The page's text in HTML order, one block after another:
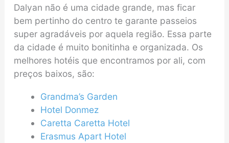
Dalyan não é uma cidade grande, mas ficar
bem pertinho do centro te garante passeios
super agradáveis por aquela região. Essa parte
da cidade é muito bonitinha e organizada. Os
melhores hotéis que encontramos por ali, com
preços baixos, são:
Grandma’s Garden
Hotel Donmez
Caretta Caretta Hotel
Erasmus Apart Hotel